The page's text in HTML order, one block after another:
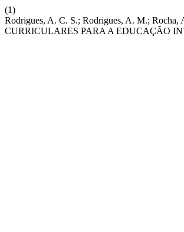
(1)
Rodrigues, A. C. S.; Rodrigues, A. M.;
CURRICULARES PARA A EDUCAÇÃO